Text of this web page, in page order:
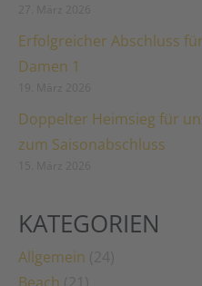
Erfolgreicher Abschluss
Damen 1
Doppelter Heimsieg für
zum Saisonabschluss
KATEGORIEN
Allgemein